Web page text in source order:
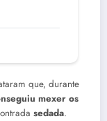
que, durante
mexer os
sedada.